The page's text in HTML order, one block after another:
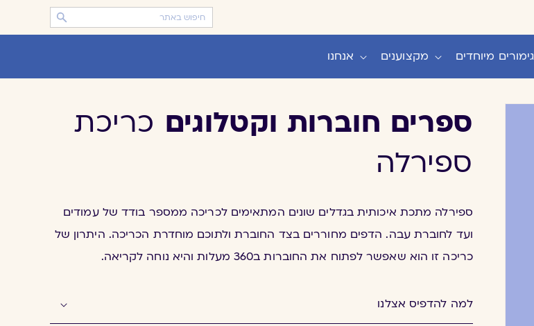
גימורים מיוחדים מקצוענים אנחנו
ספרים חוברות וקטלוגים כריכת
ספירלה
ספירלה מתכת איכותית בגדלים שונים המתאימים לכריכה ממספר בודד של עמודים
ועד לחוברת עבה. הדפים מחוררים בצד החוברת ולתוכם מוחדרת הכריכה. היתרון של
כריכה זו הוא שאפשר לפתוח את החוברות ב360 מעלות והיא נוחה לקריאה.
למה להדפיס אצלנו